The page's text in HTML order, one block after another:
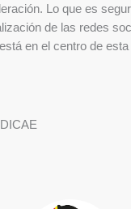
Lo que es
de las redes
en el centro de esta